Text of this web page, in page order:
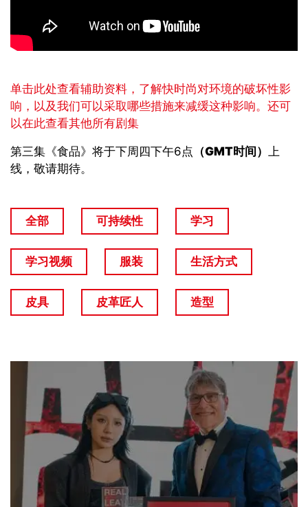
单击此处查看辅助资料，了解快时尚对环境的破坏性影
响，以及我们可以采取哪些措施来减缓这种影响。还可
以在此查看其他所有剧集
第三集《食品》将于下周四下午6点 （GMT时间） 上
线，敬请期待。
全部 可持续性 学习
学习视频 服装 生活方式
皮具 皮革匠人 造型